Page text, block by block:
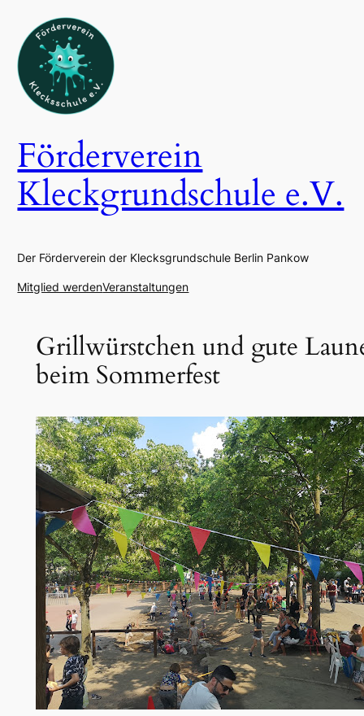
Inhalt
springen
Förderverein
Kleckgrundschule e.V.
Der Förderverein der Klecksgrundschule Berlin Pankow
Mitglied werdenVeranstaltungen
Grillwürstchen und gute
beim Sommerfest